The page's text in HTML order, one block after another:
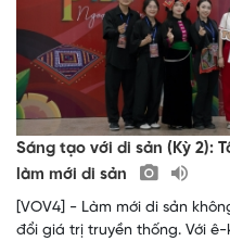
Sáng tạo với di sản (Kỳ 2):
làm mới di sản
[VOV4] - Làm mới di sản
đổi giá trị truyền thống. Với ê-